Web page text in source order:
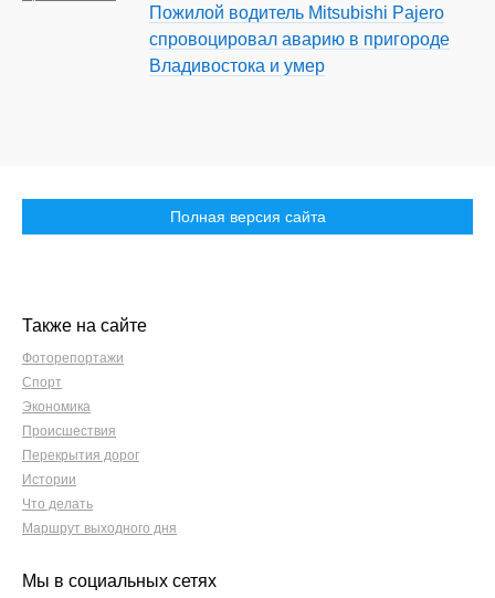
Пожилой водитель Mitsubishi Pajero
спровоцировал аварию в пригороде
Владивостока и умер
Полная версия сайта
Также на сайте
Фоторепортажи
Спорт
Экономика
Происшествия
Перекрытия дорог
Истории
Что делать
Маршрут выходного дня
Мы в социальных сетях